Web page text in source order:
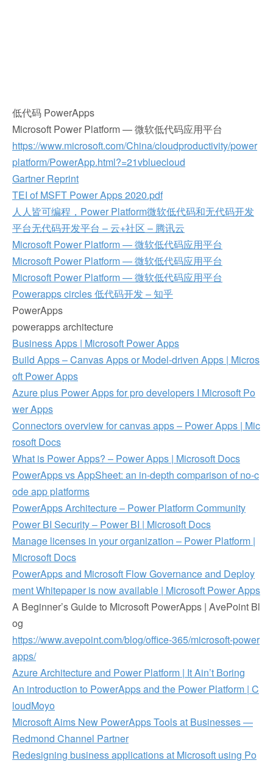
低代码 PowerApps
Microsoft Power Platform — 微软低代码应用平台
https://www.microsoft.com/China/cloudproductivity/power
platform/PowerApp.html?=21vbluecloud
Gartner Reprint
TEI of MSFT Power Apps 2020.pdf
人人皆可编程，Power Platform微软低代码和无代码开发
平台无代码开发平台 – 云+社区 – 腾讯云
Microsoft Power Platform — 微软低代码应用平台
Microsoft Power Platform — 微软低代码应用平台
Microsoft Power Platform — 微软低代码应用平台
Powerapps circles 低代码开发 – 知乎
PowerApps
powerapps architecture
Business Apps | Microsoft Power Apps
Build Apps – Canvas Apps or Model-driven Apps | Micros
oft Power Apps
Azure plus Power Apps for pro developers I Microsoft Po
wer Apps
Connectors overview for canvas apps – Power Apps | Mic
rosoft Docs
What is Power Apps? – Power Apps | Microsoft Docs
PowerApps vs AppSheet: an in-depth comparison of no-c
ode app platforms
PowerApps Architecture – Power Platform Community
Power BI Security – Power BI | Microsoft Docs
Manage licenses in your organization – Power Platform |
Microsoft Docs
PowerApps and Microsoft Flow Governance and Deploy
ment Whitepaper is now available | Microsoft Power Apps
A Beginner’s Guide to Microsoft PowerApps | AvePoint Bl
og
https://www.avepoint.com/blog/office-365/microsoft-power
apps/
Azure Architecture and Power Platform | It Ain’t Boring
An introduction to PowerApps and the Power Platform | C
loudMoyo
Microsoft Aims New PowerApps Tools at Businesses —
Redmond Channel Partner
Redesigning business applications at Microsoft using Po